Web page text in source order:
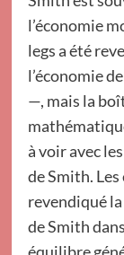
l’économie
legs a été
l’économie
—, mais la
à voir avec
de Smith.
revendiqué
de Smith